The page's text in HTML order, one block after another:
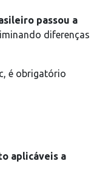
passou a
diferenças
é obrigatório
aplicáveis a